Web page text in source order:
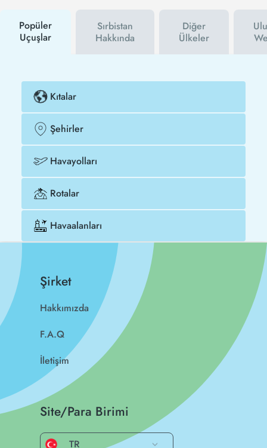
Popüler
Uçuşlar
Sırbistan
Hakkında
Diğer
Ülkeler
Kıtalar
Şehirler
Havayolları
Rotalar
Havaalanları
Şirket
Hakkımızda
F.A.Q
İletişim
Site/Para Birimi
TR